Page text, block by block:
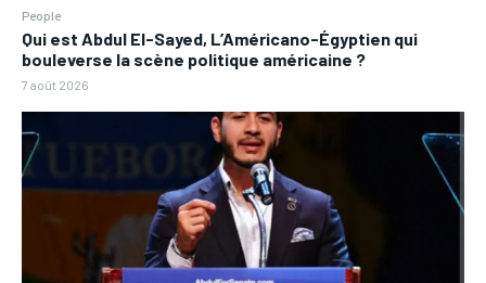
People
Qui est Abdul El-Sayed, L’Américano-Égyptien qui
bouleverse la scène politique américaine ?
7 août 2026